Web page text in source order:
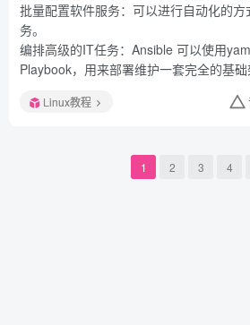
批量配置软件服务：可以进行自动化的
务。
编排高级的IT任务：Ansible 可以使用
Playbook，用来部署维护一套完全的基础
Linux教程
1 2 3 4